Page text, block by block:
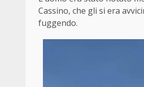
Cassino, che gli si era
fuggendo.